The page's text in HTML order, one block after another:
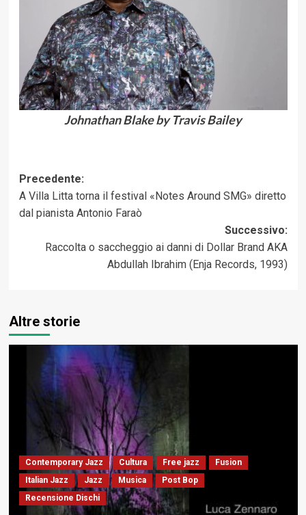
Johnathan Blake by Travis Bailey
Navigazione
articolo
Precedente:
A Villa Litta torna il festival «Notes Around SMG» diretto
dal pianista Antonio Faraò
Successivo:
Raccolta o saccheggio ai danni di Dollar Brand AKA
Abdullah Ibrahim (Enja Records, 1993)
Altre storie
Contemporary Jazz Cultura Free jazz
Fusion
Italian Jazz
Jazz Musica
Post Bop
Recensione Dischi